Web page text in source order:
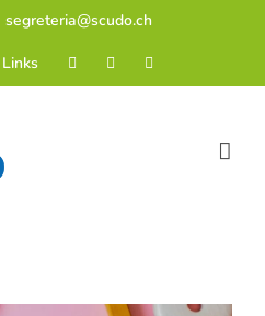
segreteria@scudo.ch
Links